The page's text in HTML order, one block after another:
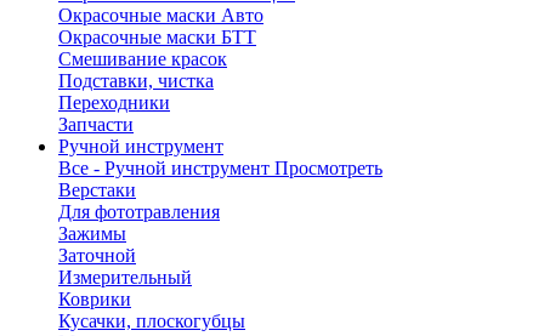
Окрасочные маски Авто
Окрасочные маски БТТ
Смешивание красок
Подставки, чистка
Переходники
Запчасти
Ручной инструмент
Все - Ручной инструмент Просмотреть
Верстаки
Для фототравления
Зажимы
Заточной
Измерительный
Коврики
Кусачки, плоскогубцы